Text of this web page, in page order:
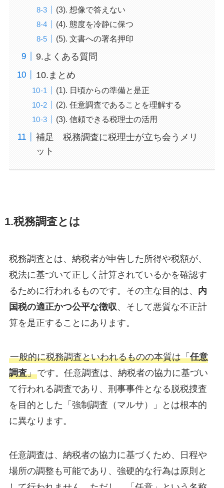
(3). 想像で答えない
(4). 態度を冷静に保つ
(5). 文書への署名押印
9.よくある質問
10.まとめ
(1). 日頃からの準備と是正
(2). 任意調査であることを理解する
(3). 信頼できる税理士の活用
補足 税務調査に税理士が立ち会うメリ
ット
1.税務調査とは
税務調査とは、納税者が申告した所得や税額が、
税法に基づいて正しく計算されているかを確認す
るために行われるものです。その主な目的は、 内
国税の適正かつ公平な徴収、そして悪質な不正計
算を是正することにあります。
一般的に税務調査といわれるものの本質は「任意
調査」です。任意調査は、納税者の協力に基づい
て行われる調査であり、刑事事件となる脱税捜査
を目的とした「強制調査（マルサ）」とは根本的
に異なります。
任意調査は、納税者の協力に基づくため、日程や
場所の調整も可能であり、強硬的な行為は原則と